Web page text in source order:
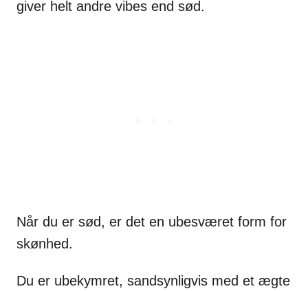
giver helt andre vibes end sød.
Når du er sød, er det en ubesværet form for
skønhed.
Du er ubekymret, sandsynligvis med et ægte